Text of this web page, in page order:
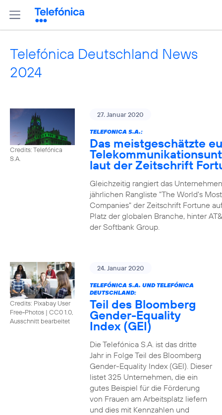
Telefónica Deutschland News
2024
Credits: Telefónica
S.A.
27. Januar 2020
TELEFONICA S.A.:
Das meistgeschätzte
laut der Zeitschrift
Gleichzeitig rangiert das
jährlichen Rangliste "The World's
Companies" der Zeitschrift Fortune
Platz der globalen Branche, hinter
der Softbank Group.
Credits: Pixabay User
Free-Photos | CC0 1.0,
Ausschnitt bearbeitet
24. Januar 2020
TELEFÓNICA S.A. UND TELEFÓNICA
DEUTSCHLAND:
Teil des Bloomberg
Gender-Equality
Index (GEI)
Die Telefónica S.A. ist das dritte
Jahr in Folge Teil des Bloomberg
Gender-Equality Index (GEI). Dieser
listet 325 Unternehmen, die ein
gutes Beispiel für die Förderung
von Frauen am Arbeitsplatz liefern
und dies mit Kennzahlen und